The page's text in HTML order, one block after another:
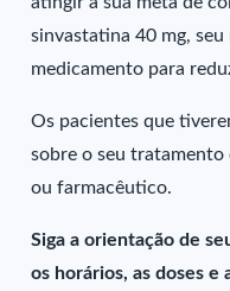
sinvastatina 40 mg,
medicamento para
Os pacientes que
sobre o seu tratamento
ou farmacêutico.
Siga a orientação de
os horários, as doses